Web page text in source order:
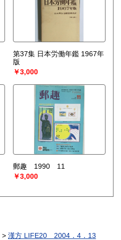
第37集 日本労働年鑑 1967年
版
￥3,000
郵趣 1990 11
￥3,000
漢方 LIFE20 2004．4．13